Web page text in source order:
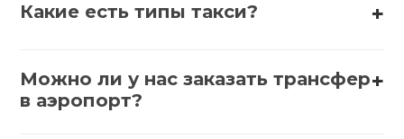
2. Hyundai – Hyundai Solaris, Hyundai Accent
3. Kia – Kia Rio, Kia Picanto
Какие есть типы такси?
1. Обычное такси – стандартные автомобили,
которые можно вызвать по телефону или через
Можно ли у нас заказать трансфер
в аэропорт?